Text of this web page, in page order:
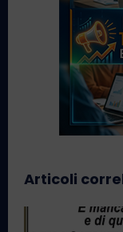
Articoli